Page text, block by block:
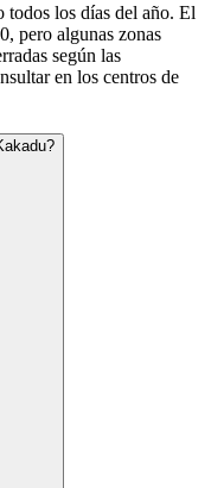
todos los días del año. El
pero algunas zonas
según las
en los centros de